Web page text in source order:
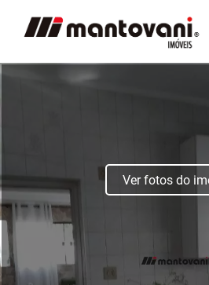
Ver fotos do